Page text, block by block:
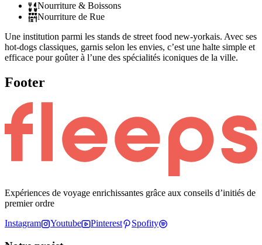
Nourriture & Boissons
Nourriture de Rue
Une institution parmi les stands de street food new-yorkais. Avec ses
hot-dogs classiques, garnis selon les envies, c’est une halte simple et
efficace pour goûter à l’une des spécialités iconiques de la ville.
Footer
Expériences de voyage enrichissantes grâce aux conseils d’initiés de
premier ordre
Instagram
Youtube Pinterest Spofity